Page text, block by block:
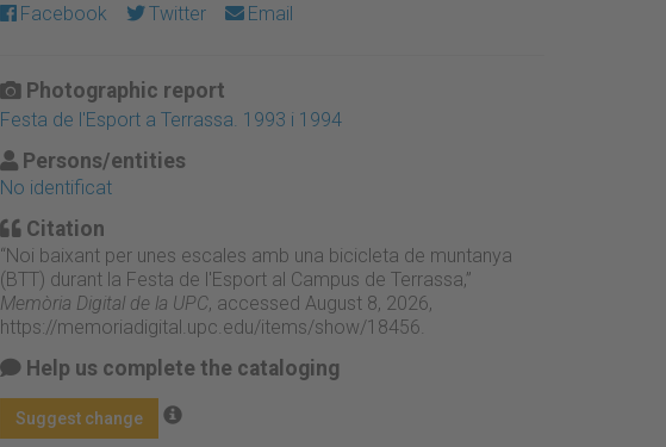
Facebook Twitter Email
Photographic report
Festa de l'Esport a Terrassa. 1993 i 1994
Persons/entities
No identificat
Citation
“Noi baixant per unes escales amb una bicicleta de muntanya
(BTT) durant la Festa de l'Esport al Campus de Terrassa,”
Memòria Digital de la UPC, accessed August 8, 2026,
https://memoriadigital.upc.edu/items/show/18456
Help us complete the cataloging
Suggest change